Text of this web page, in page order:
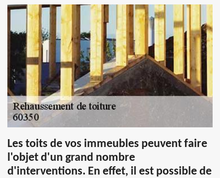
Les toits de vos immeubles peuvent faire
l'objet d'un grand nombre
d'interventions. En effet, il est possible de